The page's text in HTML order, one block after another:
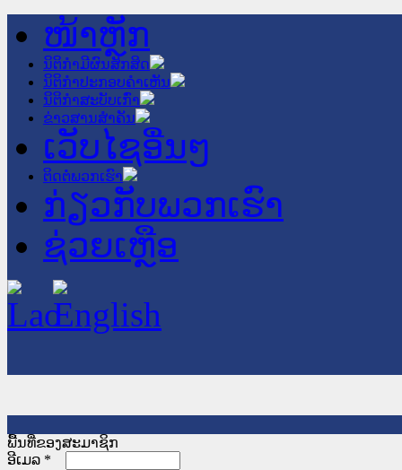
ໜ້າຫຼັກ
ນິຕິກໍາມີຜົນສັກສິດ
ນິຕິກໍາປະກອບຄໍາເຫັນ
ນິຕິກໍາສະບັບເກົ່າ
ຂ່າວສານສໍາຄັນ
ເວັບໄຊອື່ນໆ
ຕິດຕໍ່ພວກເຮົາ
ກ່ຽວກັບພວກເຮົາ
ຊ່ວຍເຫຼືອ
ພື້ນທີ່ຂອງສະມາຊິກ
ອີເມລ *